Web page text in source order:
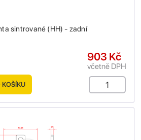
sintrované (HH) - zadní
903 Kč
včetně DPH
KOŠÍKU